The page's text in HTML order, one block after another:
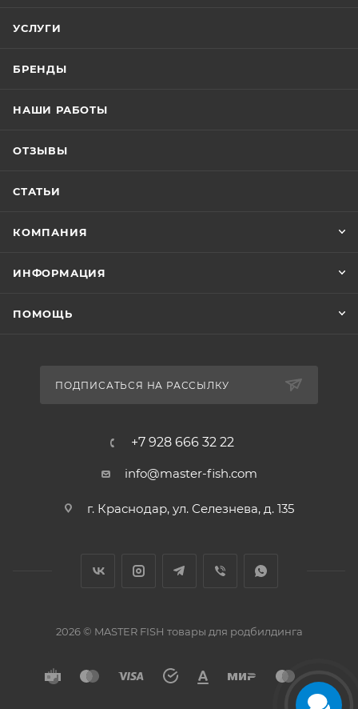
2. Два шприца объемом 3 куб. см для точного
склеивания рукояти и декоративных элементов
отвердителя по 1/4 унции (по 7 граммов).
УСЛУГИ
БРЕНДЫ
НАШИ РАБОТЫ
ОТЗЫВЫ
СТАТЬИ
КОМПАНИЯ
ИНФОРМАЦИЯ
ПОМОЩЬ
ПОДПИСАТЬСЯ НА РАССЫЛКУ
+7 928 666 32 22
info@master-fish.com
г. Краснодар, ул. Селезнева, д. 135
2026 © MASTER FISH товары для родбилдинга